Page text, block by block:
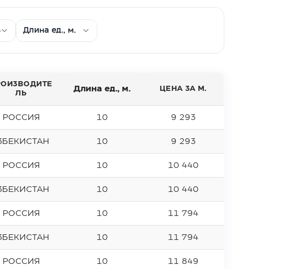
Длина ед., м.
ЛЬ
Длина ед., м. ЦЕНА ЗА М.
РОССИЯ 10 9 293
10 9 293
РОССИЯ 10 10 440
10 10 440
РОССИЯ 10 11 794
10 11 794
РОССИЯ 10 11 849